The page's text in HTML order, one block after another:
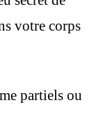
votre corps
partiels ou